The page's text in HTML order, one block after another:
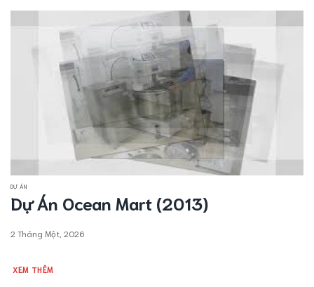
DỰ ÁN
Dự Án Ocean Mart (2013)
2 Tháng Một, 2026
XEM THÊM